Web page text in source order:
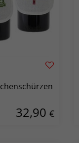
32,90 €